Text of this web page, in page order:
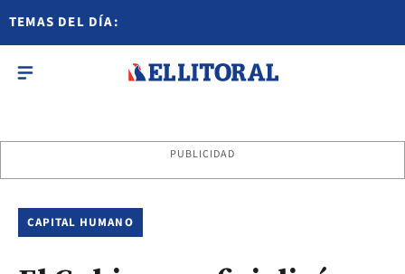
TEMAS DEL DÍA:
PUBLICIDAD
CAPITAL HUMANO